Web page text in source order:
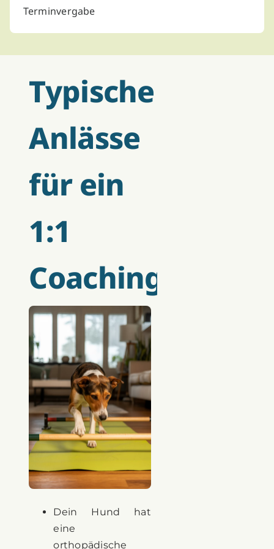
Terminvergabe
Typische
Anlässe
für ein
1:1
Coaching:
Dein Hund hat
eine
orthopädische